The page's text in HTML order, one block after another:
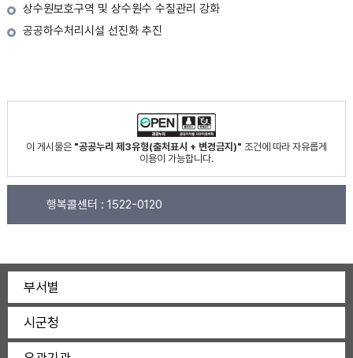
상수원보호구역 및 상수원수 수질관리 강화
공공하수처리시설 선진화 추진
이 게시물은 "공공누리 제3유형(출처표시 + 변경금지)" 조건에 따라 자유롭게
이용이 가능합니다.
행복콜센터 : 1522-0120
부서별
시군청